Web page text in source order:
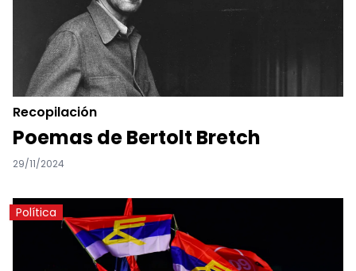
Recopilación
Poemas de Bertolt Bretch
29/11/2024
Política